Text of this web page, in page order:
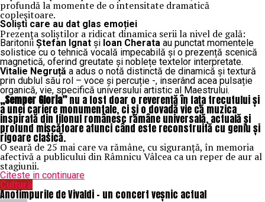
profundă la momente de o intensitate dramatică
copleșitoare.
Soliști care au dat glas emoției
Prezența soliștilor a ridicat dinamica serii la nivel de gală:
Baritonii Ștefan Ignat și Ioan Cherata au punctat momentele
solistice cu o tehnică vocală impecabilă și o prezență scenică
magnetică, oferind greutate și noblețe textelor interpretate.
Vitalie Negruță a adus o notă distinctă de dinamică și textură
prin dublul său rol – voce și percuție -, inserând acea pulsație
organică, vie, specifică universului artistic al Maestrului.
„Semper Gloria”nu a fost doar o reverență în fața trecutului și
a unei cariere monumentale, ci și o dovadă vie că muzica
inspirată din filonul românesc rămâne universală, actuală și
profund mișcătoare atunci când este reconstruită cu geniu și
rigoare clasică.
O seară de 25 mai care va rămâne, cu siguranță, în memoria
afectivă a publicului din Râmnicu Vâlcea ca un reper de aur al
stagiunii.
Citeste in continuare
Cultură
Anotimpurile de Vivaldi – un concert veșnic actual